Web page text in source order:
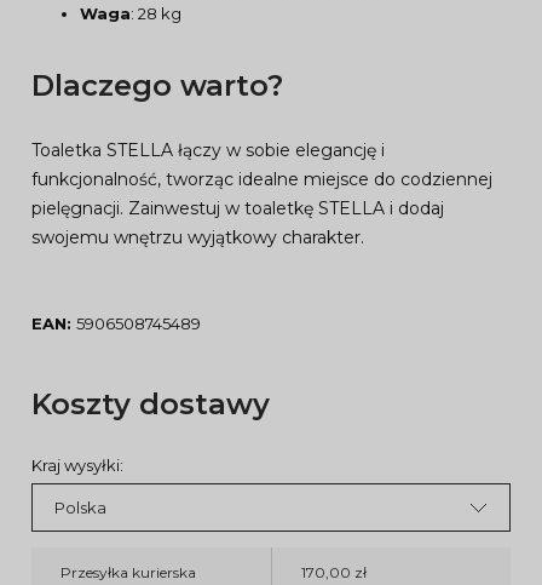
Waga: 28 kg
Dlaczego warto?
Toaletka STELLA łączy w sobie elegancję i
funkcjonalność, tworząc idealne miejsce do codziennej
pielęgnacji. Zainwestuj w toaletkę STELLA i dodaj
swojemu wnętrzu wyjątkowy charakter.
EAN: 5906508745489
Koszty dostawy
Kraj wysyłki:
Przesyłka kurierska 170,00 zł